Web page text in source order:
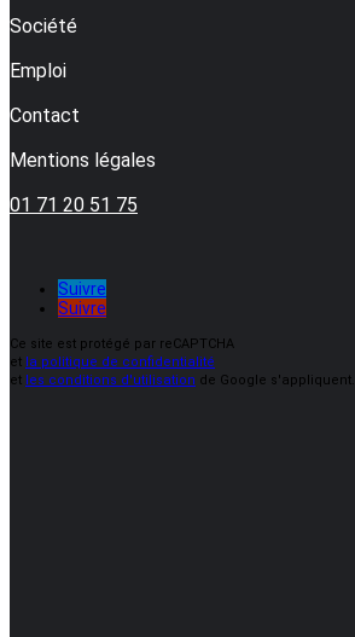
Société
Emploi
Contact
Mentions légales
01 71 20 51 75
Suivre
Suivre
Ce site est protégé par reCAPTCHA
et la politique de confidentialité
et les conditions d'utilisation de Google s'appliquent.